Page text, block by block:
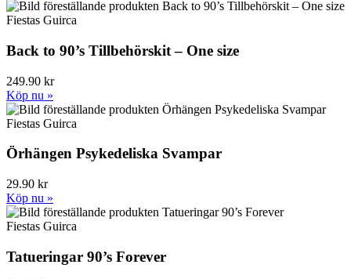
Fiestas Guirca
Back to 90’s Tillbehörskit – One size
249.90 kr
Köp nu »
Fiestas Guirca
Örhängen Psykedeliska Svampar
29.90 kr
Köp nu »
Fiestas Guirca
Tatueringar 90’s Forever